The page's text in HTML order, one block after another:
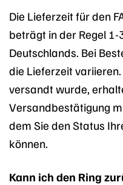
Die Lieferzeit für den
beträgt in der Regel
Deutschlands. Bei
die Lieferzeit
versandt wurde,
Versandbestätigung
dem Sie den Status
können.
Kann ich den Ring